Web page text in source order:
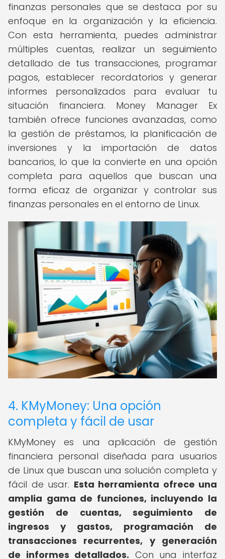
finanzas personales que se destaca por su
enfoque en la organización y la eficiencia.
Con esta herramienta, puedes administrar
múltiples cuentas, realizar un seguimiento
detallado de tus transacciones, programar
pagos, establecer recordatorios y generar
informes personalizados para evaluar tu
situación financiera. Money Manager Ex
también ofrece funciones avanzadas, como
la gestión de préstamos, la planificación de
inversiones y la importación de datos
bancarios, lo que la convierte en una opción
completa para aquellos que buscan una
forma eficaz de organizar y controlar sus
finanzas personales en el entorno de Linux.
4. KMyMoney: Una opción
completa y fácil de usar
KMyMoney es una aplicación de gestión
financiera personal diseñada para usuarios
de Linux que buscan una solución completa y
fácil de usar. Esta herramienta ofrece una
amplia gama de funciones, incluyendo la
gestión de cuentas, seguimiento de
ingresos y gastos, programación de
transacciones recurrentes, y generación
de informes detallados. Con una interfaz